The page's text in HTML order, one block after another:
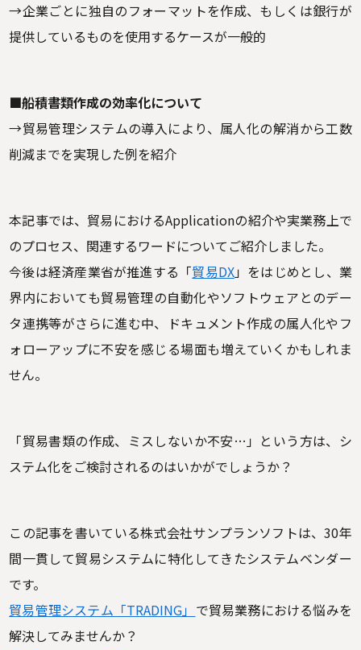
→企業ごとに独自のフォーマットを作成、もしくは銀行が
提供しているものを使用するケースが一般的
■船積書類作成の効率化について
→貿易管理システムの導入により、属人化の解消から工数
削減までを実現した例を紹介
本記事では、貿易におけるApplicationの紹介や実業務上で
のプロセス、関連するワードについてご紹介しました。
今後は経済産業省が推進する「貿易DX」をはじめとし、業
界内においても貿易管理の自動化やソフトウェアとのデー
タ連携等がさらに進む中、ドキュメント作成の属人化やフ
ォローアップに不安を感じる場面も増えていくかもしれま
せん。
「貿易書類の作成、ミスしないか不安…」という方は、シ
ステム化をご検討されるのはいかがでしょうか？
この記事を書いている株式会社サンプランソフトは、30年
間一貫して貿易システムに特化してきたシステムベンダー
です。
貿易管理システム「TRADING」 で貿易業務における悩みを
解決してみませんか？